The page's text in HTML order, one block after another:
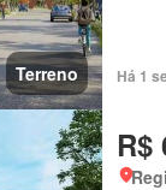
Terreno Há 1
R$